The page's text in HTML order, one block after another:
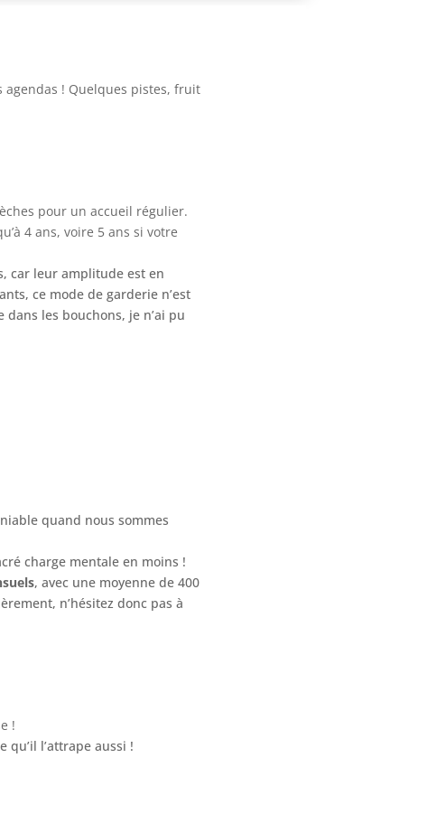
agendas ! Quelques pistes, fruit
pour un accueil régulier.
4 ans, voire 5 ans si votre
car leur amplitude est en
ce mode de garderie n’est
les bouchons, je n’ai pu
quand nous sommes
charge mentale en moins !
, avec une moyenne de 400
n’hésitez donc pas à
!
l’attrape aussi !